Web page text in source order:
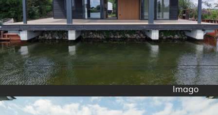
Imago